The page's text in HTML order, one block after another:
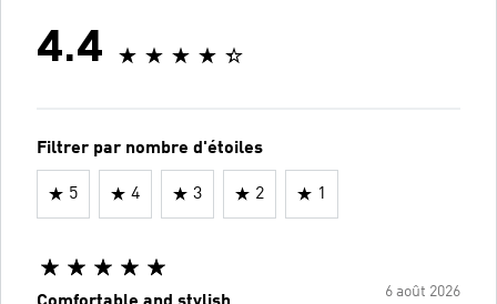
4.4
Filtrer par nombre d'étoiles
5 4 3 2 1
6 août 2026